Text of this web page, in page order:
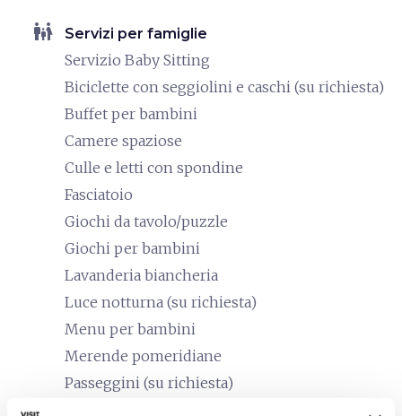
family_restroom Servizi per famiglie
Servizio Baby Sitting
Biciclette con seggiolini e caschi (su richiesta)
Buffet per bambini
Camere spaziose
Culle e letti con spondine
Fasciatoio
Giochi da tavolo/puzzle
Giochi per bambini
Lavanderia biancheria
Luce notturna (su richiesta)
Menu per bambini
Merende pomeridiane
Passeggini (su richiesta)